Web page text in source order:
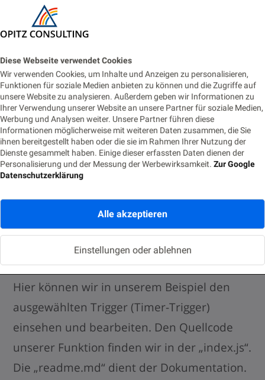
Diese Webseite verwendet Cookies
Wir verwenden Cookies, um Inhalte und Anzeigen zu personalisieren,
Funktionen für soziale Medien anbieten zu können und die Zugriffe auf
unsere Website zu analysieren. Außerdem geben wir Informationen zu
Ihrer Verwendung unserer Website an unsere Partner für soziale Medien,
Werbung und Analysen weiter. Unsere Partner führen diese
Informationen möglicherweise mit weiteren Daten zusammen, die Sie
ihnen bereitgestellt haben oder die sie im Rahmen Ihrer Nutzung der
Dienste gesammelt haben. Einige dieser erfassten Daten dienen der
Personalisierung und der Messung der Werbewirksamkeit. Zur Google
Datenschutzerklärung
Alle akzeptieren
Einstellungen oder ablehnen
Abbildung 5
Eine Funktion besteht aus drei Dateien.
Einer „function.json“, einer „index.js“ und
einer „readme.md“. Die „function.json“ ist
die Konfigurations-Datei unserer Funktion.
Hier können wir in unserem Beispiel den
ausgewählten Trigger (Timer-Trigger)
einsehen und bearbeiten. Den Quellcode
unserer Funktion finden wir in der „index.js“.
Die „readme.md“ dient der Dokumentation.